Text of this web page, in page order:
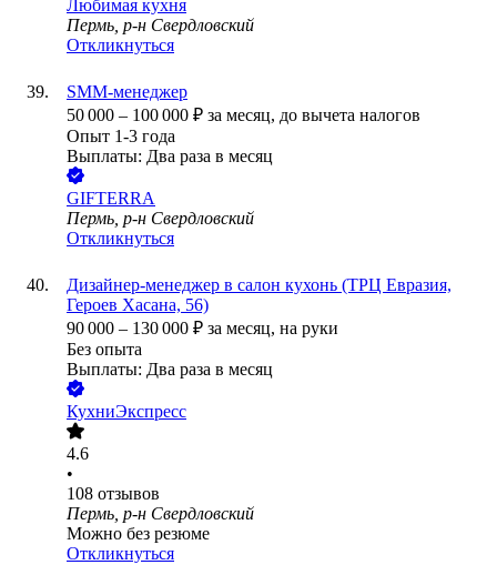
Любимая кухня
Пермь, р-н Свердловский
Откликнуться
SMM-менеджер
50 000 – 100 000 ₽ за месяц, до вычета налогов
Опыт 1-3 года
Выплаты: Два раза в месяц
GIFTERRA
Пермь, р-н Свердловский
Откликнуться
Дизайнер-менеджер в салон кухонь (ТРЦ Евразия,
Героев Хасана, 56)
90 000 – 130 000 ₽ за месяц, на руки
Без опыта
Выплаты: Два раза в месяц
КухниЭкспресс
4.6
•
108 отзывов
Пермь, р-н Свердловский
Можно без резюме
Откликнуться